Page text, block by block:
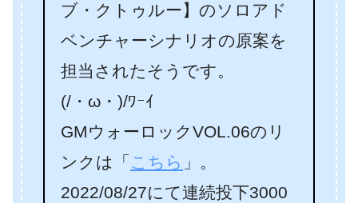
ブ・クトゥルー】のソロアド
ベンチャーシナリオの原案を
担当されたそうです。
(/・ω・)/ﾜｰｲ
GMウォーロックVOL.06のリ
ンクは「 こちら 」。
2022/08/27にて連続投下3000